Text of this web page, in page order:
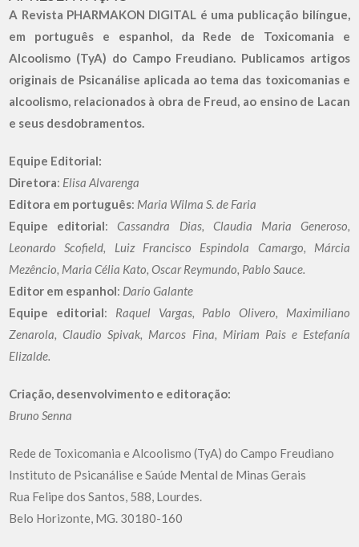
A Revista PHARMAKON DIGITAL é uma publicação bilíngue,
em português e espanhol, da Rede de Toxicomania e
Alcoolismo (TyA) do Campo Freudiano. Publicamos artigos
originais de Psicanálise aplicada ao tema das toxicomanias e
alcoolismo, relacionados à obra de Freud, ao ensino de Lacan
e seus desdobramentos.
Equipe Editorial:
Diretora: Elisa Alvarenga
Editora em português: Maria Wilma S. de Faria
Equipe editorial:Cassandra Dias, Claudia Maria Generoso,
Leonardo Scofield, Luiz Francisco Espindola Camargo, Márcia
Mezêncio, Maria Célia Kato, Oscar Reymundo, Pablo Sauce.
Editor em espanhol: Darío Galante
Equipe editorial: Raquel Vargas, Pablo Olivero, Maximiliano
Zenarola, Claudio Spivak, Marcos Fina, Miriam Pais e Estefanía
Elizalde.
Criação, desenvolvimento e editoração:
Bruno Senna
Rede de Toxicomania e Alcoolismo (TyA) do Campo Freudiano
Instituto de Psicanálise e Saúde Mental de Minas Gerais
Rua Felipe dos Santos, 588, Lourdes.
Belo Horizonte, MG. 30180-160